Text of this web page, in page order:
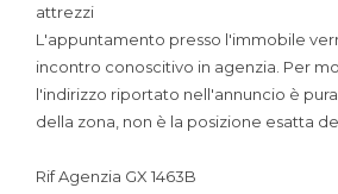
attrezzi
L'appuntamento presso l'immobile
incontro conoscitivo in agenzia. Per
l'indirizzo riportato nell'annuncio è
della zona, non è la posizione esatta
Rif Agenzia GX 1463B